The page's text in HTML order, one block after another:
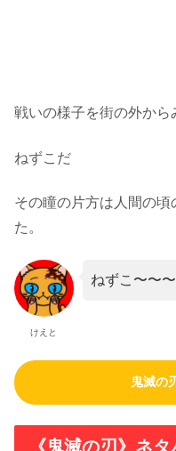
戦いの様子を街の外から
ねずこだ
その瞳の片方は人間の
た。
けえと
ねずこ〜〜
鬼滅の
《鬼滅の刃》ネ